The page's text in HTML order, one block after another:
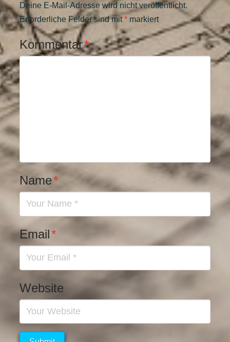
Deine E-Mail-Adresse wird nicht veröffentlicht.
Erforderliche Felder sind mit* markiert
Kommentar*
Name*
Email*
Website